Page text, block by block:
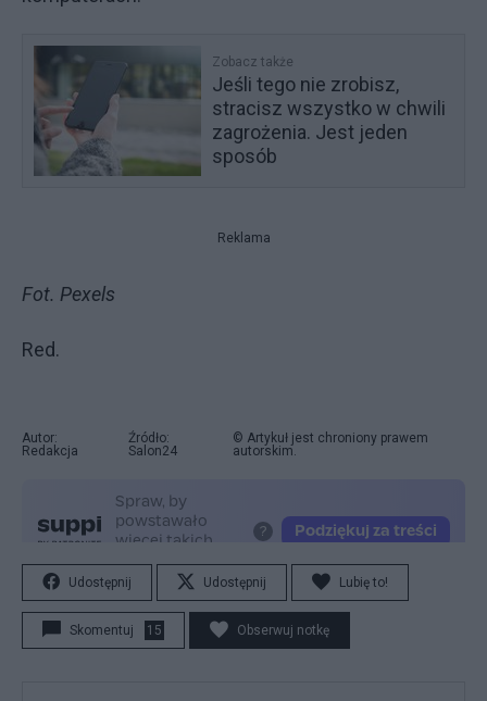
Zobacz także
Jeśli tego nie zrobisz,
stracisz wszystko w chwili
zagrożenia. Jest jeden
sposób
Reklama
Fot. Pexels
Red.
Autor:
Redakcja
Źródło:
Salon24
© Artykuł jest chroniony prawem
autorskim.
Udostępnij Udostępnij Lubię to!
Skomentuj 15 Obserwuj notkę